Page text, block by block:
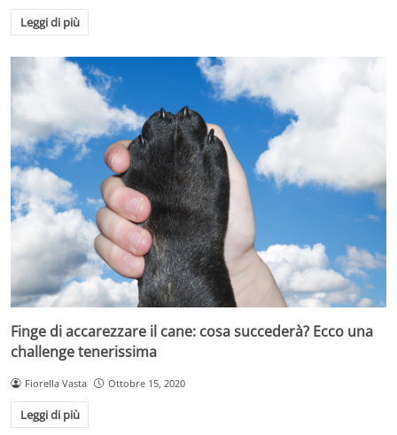
Leggi di più
Finge di accarezzare il cane: cosa succederà? Ecco una
challenge tenerissima
Fiorella Vasta Ottobre 15, 2020
Leggi di più